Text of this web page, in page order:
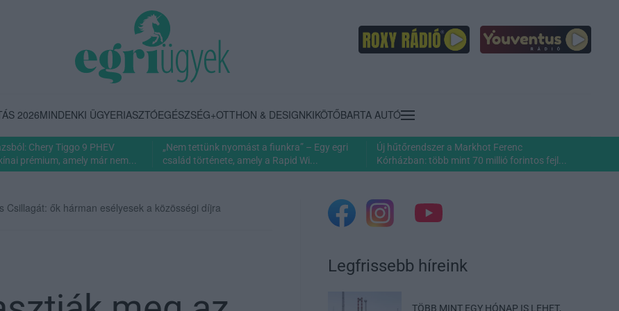
2026MINDENKI ÜGYERIASZTÓEGÉSZSÉG+OTTHON & DESIGNKIKÖTŐBARTA AUTÓ
Chery Tiggo 9 PHEV
prémium, amely már nem...
„Nem tettünk nyomást a fiunkra” – Egy egri
család története, amely a Rapid Wi...
Új hűtőrendszer a Markhot Ferenc
Kórházban: több mint 70 millió forintos fejl...
ők hárman esélyesek a közösségi díjra
Legfrissebb híreink
TÖBB MINT EGY HÓNAP IS LEHET,